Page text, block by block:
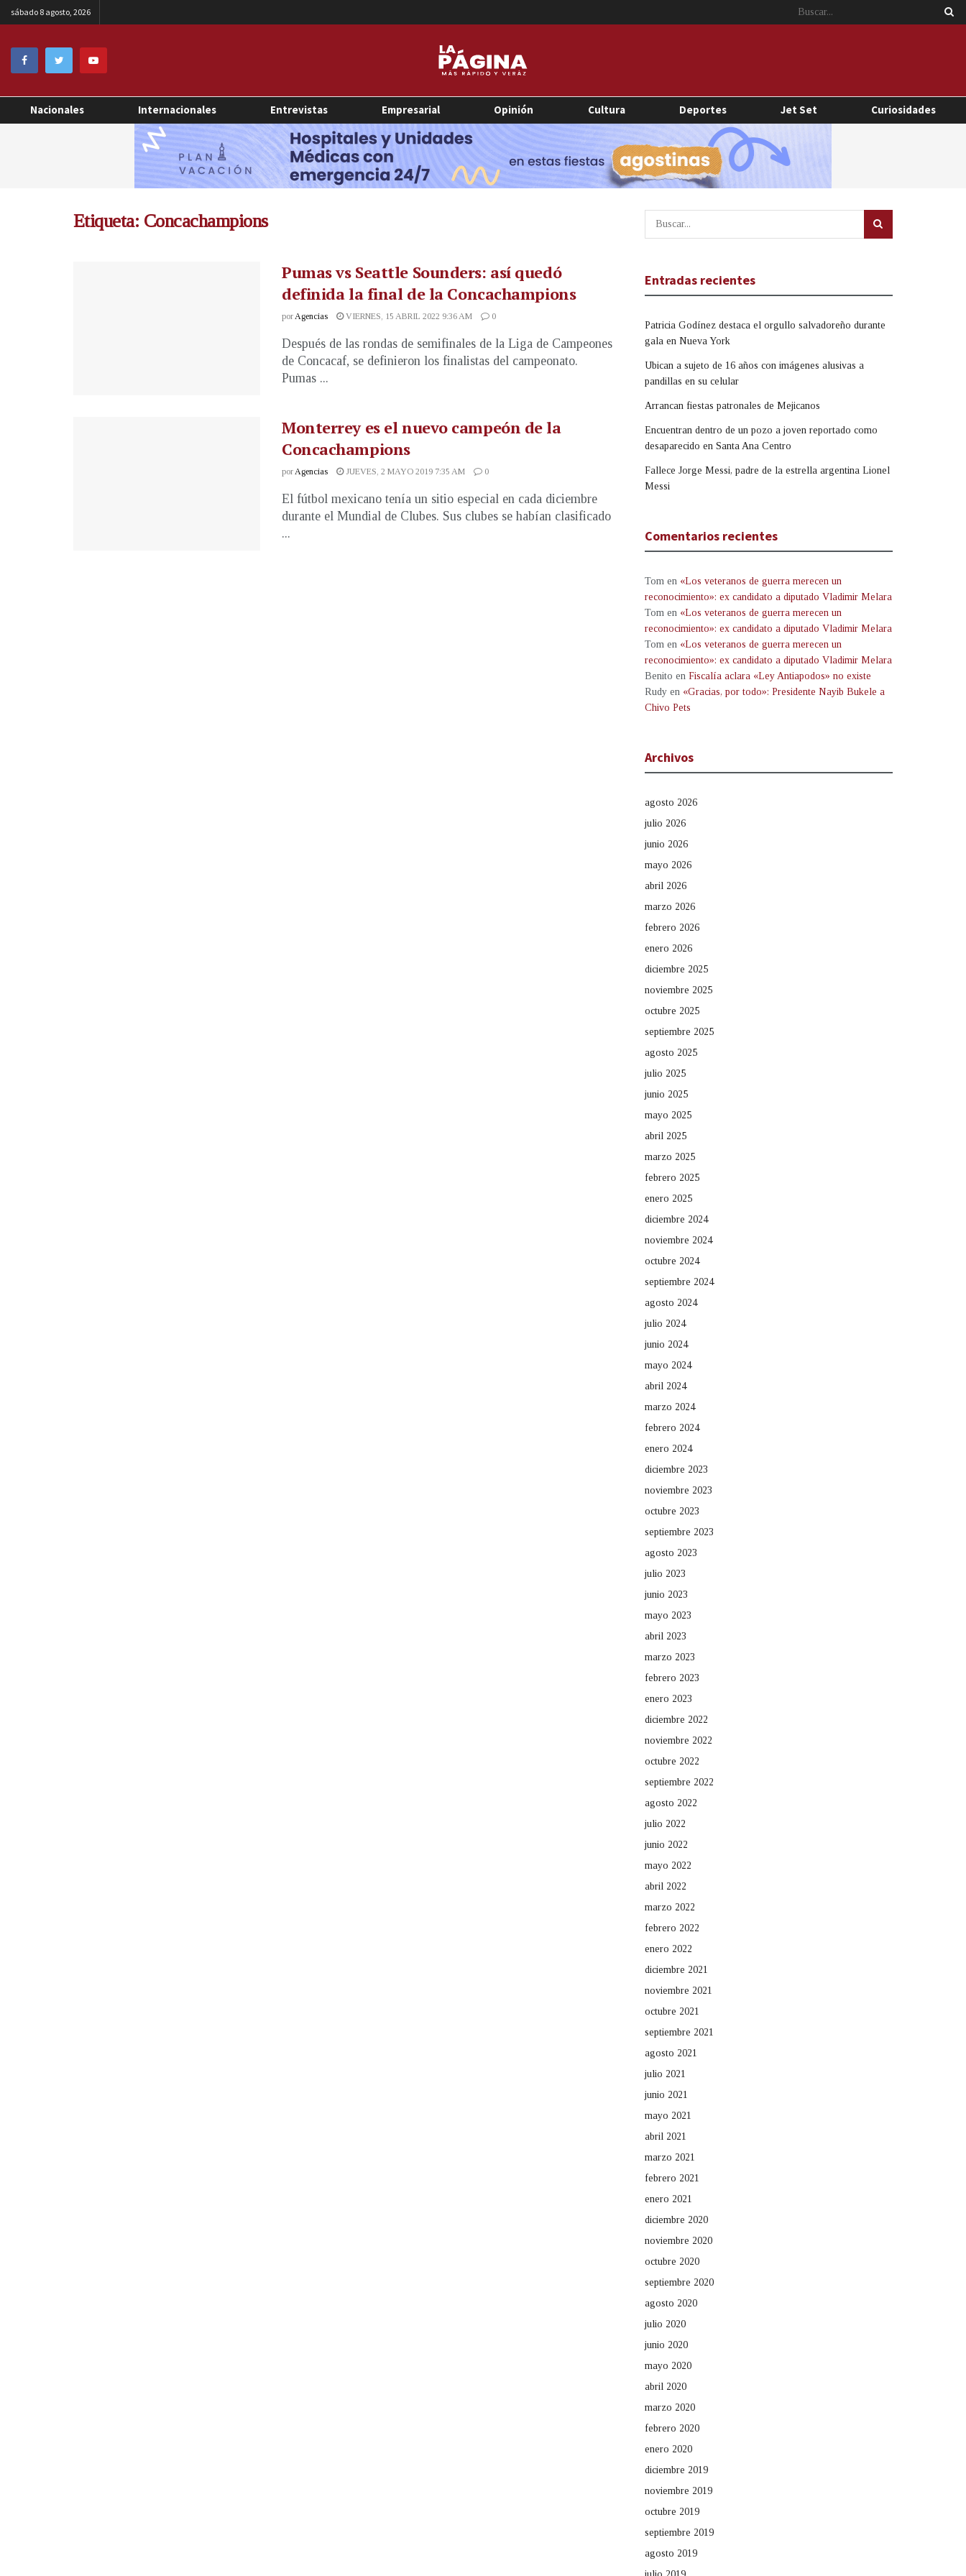
sábado 8 agosto, 2026
Nacionales Internacionales Entrevistas Empresarial Opinión Cultura Deportes Jet Set Curiosidades
Etiqueta: Concachampions
Pumas vs Seattle Sounders: así quedó
definida la final de la Concachampions
porAgencias VIERNES, 15 ABRIL 2022 9:36 AM 0
Después de las rondas de semifinales de la Liga de Campeones
de Concacaf, se definieron los finalistas del campeonato.
Pumas ...
Monterrey es el nuevo campeón de la
Concachampions
porAgencias JUEVES, 2 MAYO 2019 7:35 AM 0
El fútbol mexicano tenía un sitio especial en cada diciembre
durante el Mundial de Clubes. Sus clubes se habían clasificado
...
Entradas recientes
Patricia Godínez destaca el orgullo salvadoreño durante
gala en Nueva York
Ubican a sujeto de 16 años con imágenes alusivas a
pandillas en su celular
Arrancan fiestas patronales de Mejicanos
Encuentran dentro de un pozo a joven reportado como
desaparecido en Santa Ana Centro
Fallece Jorge Messi, padre de la estrella argentina Lionel
Messi
Comentarios recientes
Tom en «Los veteranos de guerra merecen un
reconocimiento»: ex candidato a diputado Vladimir Melara
Tom en «Los veteranos de guerra merecen un
reconocimiento»: ex candidato a diputado Vladimir Melara
Tom en «Los veteranos de guerra merecen un
reconocimiento»: ex candidato a diputado Vladimir Melara
Benito en Fiscalía aclara «Ley Antiapodos» no existe
Rudy en «Gracias, por todo»: Presidente Nayib Bukele a
Chivo Pets
Archivos
agosto 2026
julio 2026
junio 2026
mayo 2026
abril 2026
marzo 2026
febrero 2026
enero 2026
diciembre 2025
noviembre 2025
octubre 2025
septiembre 2025
agosto 2025
julio 2025
junio 2025
mayo 2025
abril 2025
marzo 2025
febrero 2025
enero 2025
diciembre 2024
noviembre 2024
octubre 2024
septiembre 2024
agosto 2024
julio 2024
junio 2024
mayo 2024
abril 2024
marzo 2024
febrero 2024
enero 2024
diciembre 2023
noviembre 2023
octubre 2023
septiembre 2023
agosto 2023
julio 2023
junio 2023
mayo 2023
abril 2023
marzo 2023
febrero 2023
enero 2023
diciembre 2022
noviembre 2022
octubre 2022
septiembre 2022
agosto 2022
julio 2022
junio 2022
mayo 2022
abril 2022
marzo 2022
febrero 2022
enero 2022
diciembre 2021
noviembre 2021
octubre 2021
septiembre 2021
agosto 2021
julio 2021
junio 2021
mayo 2021
abril 2021
marzo 2021
febrero 2021
enero 2021
diciembre 2020
noviembre 2020
octubre 2020
septiembre 2020
agosto 2020
julio 2020
junio 2020
mayo 2020
abril 2020
marzo 2020
febrero 2020
enero 2020
diciembre 2019
noviembre 2019
octubre 2019
septiembre 2019
agosto 2019